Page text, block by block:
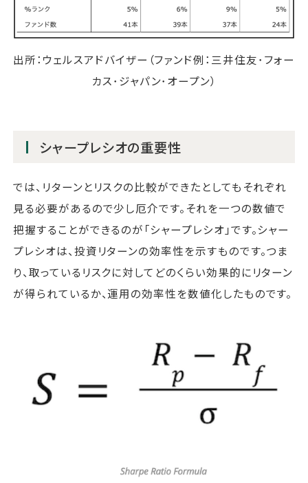
出所：ウェルスアドバイザー（ファンド例：三井住友･フォー
カス･ジャパン･オープン）
シャープレシオの重要性
では、リターンとリスクの比較ができたとしてもそれぞれ
見る必要があるので少し厄介です。それを一つの数値で
把握することができるのが「シャープレシオ」です。シャー
プレシオは、投資リターンの効率性を示すものです。つま
り、取っているリスクに対してどのくらい効果的にリターン
が得られているか、運用の効率性を数値化したものです。